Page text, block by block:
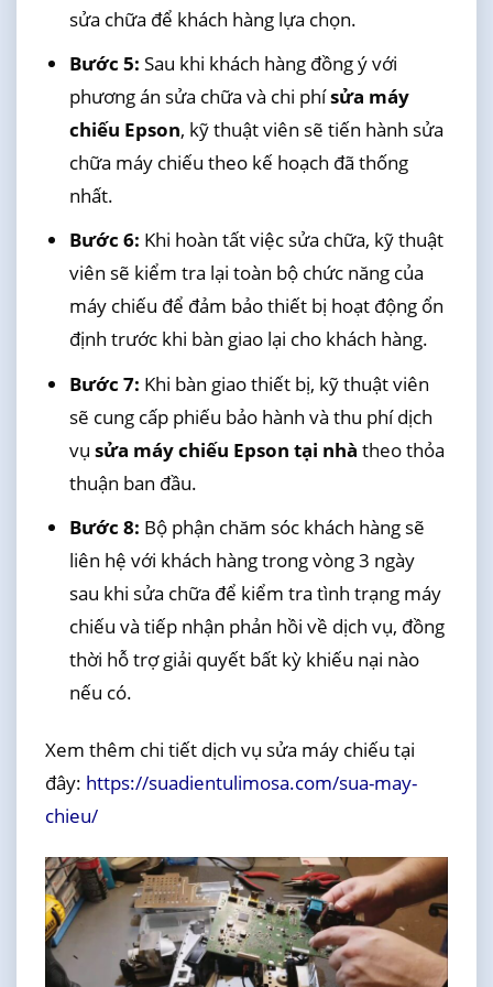
sửa chữa để khách hàng lựa chọn.
Bước 5: Sau khi khách hàng đồng ý với
phương án sửa chữa và chi phísửa máy
chiếu Epson, kỹ thuật viên sẽ tiến hành sửa
chữa máy chiếu theo kế hoạch đã thống
nhất.
Bước 6: Khi hoàn tất việc sửa chữa, kỹ thuật
viên sẽ kiểm tra lại toàn bộ chức năng của
máy chiếu để đảm bảo thiết bị hoạt động ổn
định trước khi bàn giao lại cho khách hàng.
Bước 7: Khi bàn giao thiết bị, kỹ thuật viên
sẽ cung cấp phiếu bảo hành và thu phí dịch
vụ sửa máy chiếu Epson tại nhà theo thỏa
thuận ban đầu.
Bước 8: Bộ phận chăm sóc khách hàng sẽ
liên hệ với khách hàng trong vòng 3 ngày
sau khi sửa chữa để kiểm tra tình trạng máy
chiếu và tiếp nhận phản hồi về dịch vụ, đồng
thời hỗ trợ giải quyết bất kỳ khiếu nại nào
nếu có.
Xem thêm chi tiết dịch vụ sửa máy chiếu tại
đây: https://suadientulimosa.com/sua-may-
chieu/